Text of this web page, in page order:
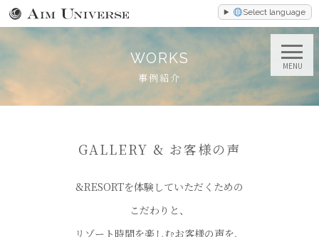
Select language
MENU
WORKS
事例紹介
GALLERY & お客様の声
&RESORTを体験していただくための
こだわりと、
リゾート時間を楽しむお客様の声を、